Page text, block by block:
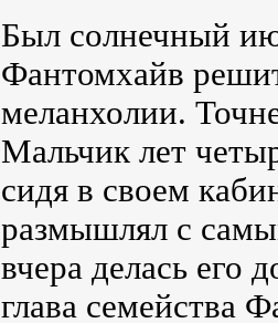
Был солнечный
Фантомхайв
меланхолии.
Мальчик лет
сидя в своем
размышлял с
вчера делась его
глава семейства